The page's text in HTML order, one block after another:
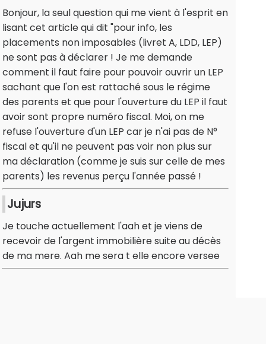
Bonjour, la seul question qui me vient à l'esprit en
lisant cet article qui dit "pour info, les
placements non imposables (livret A, LDD, LEP)
ne sont pas à déclarer ! Je me demande
comment il faut faire pour pouvoir ouvrir un LEP
sachant que l'on est rattaché sous le régime
des parents et que pour l'ouverture du LEP il faut
avoir sont propre numéro fiscal. Moi, on me
refuse l'ouverture d'un LEP car je n'ai pas de N°
fiscal et qu'il ne peuvent pas voir non plus sur
ma déclaration (comme je suis sur celle de mes
parents) les revenus perçu l'année passé !
Jujurs
Je touche actuellement l'aah et je viens de
recevoir de l'argent immobilière suite au décès
de ma mere. Aah me sera t elle encore versee